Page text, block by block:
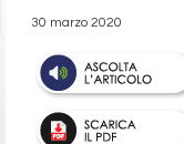
30 marzo 2020